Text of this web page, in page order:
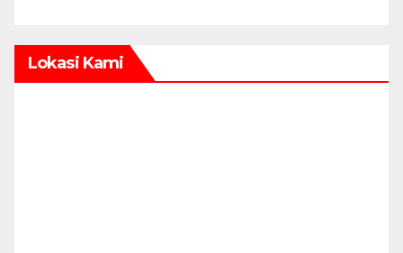
Lokasi Kami